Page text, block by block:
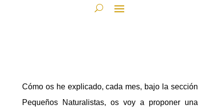
Cómo os he explicado, cada mes, bajo la sección
Pequeños Naturalistas, os voy a proponer una